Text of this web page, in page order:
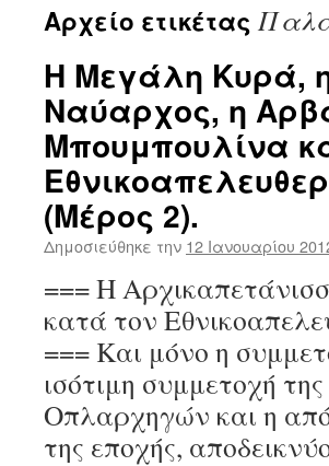
Αρχείο ετικέτας
Η Μεγάλη Κυρά,
Ναύαρχος, η
Μπουμπουλίνα
(Μέρος 2).
Δημοσιεύθηκε την 12 Ιανουαρίου
=== Η
κατά τον
=== Και μόνο η
ισότιμη συμμετοχή
Οπλαρχηγών και η
της εποχής,